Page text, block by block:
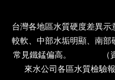
台灣各地區水質硬度差異示
較軟、中部水垢明顯、南部
常見鐵錳偏高。             （
來水公司各區水質檢驗報